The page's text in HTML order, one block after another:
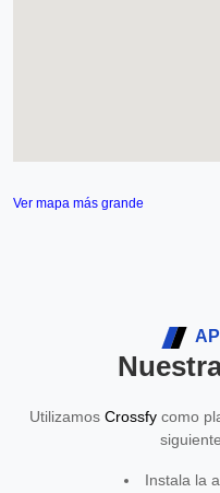
Ver mapa más grande
Utilizamos Crossfycomo
Instala la